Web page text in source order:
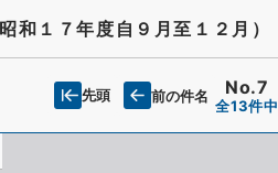
１７年度自９月至１２月）
先頭 前の件名 No.7
全13件中